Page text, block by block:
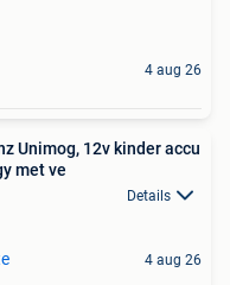
4 aug 26
Unimog, 12v kinder accu
met ve
Details
4 aug 26